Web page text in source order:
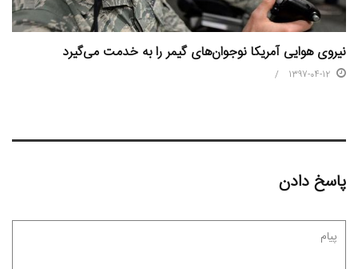
نیروی هوایی آمریکا نوجوان‌های گیمر را به خدمت می‌گیرد
1397-04-12
پاسخ دادن